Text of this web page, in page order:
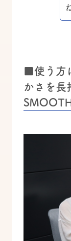
■使う方
かさを長